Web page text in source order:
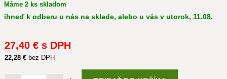
Máme 2 ks skladom
ihneď k odberu u nás na sklade, alebo u vás v utorok, 11.08.
27,40 € s DPH
22,28 € bez DPH